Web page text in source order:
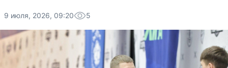
9 июля, 2026, 09:20 5